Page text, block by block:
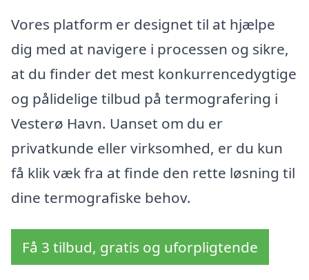
Vores platform er designet til at hjælpe
dig med at navigere i processen og sikre,
at du finder det mest konkurrencedygtige
og pålidelige tilbud på termografering i
Vesterø Havn. Uanset om du er
privatkunde eller virksomhed, er du kun
få klik væk fra at finde den rette løsning til
dine termografiske behov.
Få 3 tilbud, gratis og uforpligtende